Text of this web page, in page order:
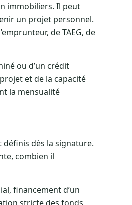
immobiliers. Il peut
un projet personnel.
de TAEG, de
ou d’un crédit
et de la capacité
la mensualité
dès la signature.
combien il
financement d’un
stricte des fonds